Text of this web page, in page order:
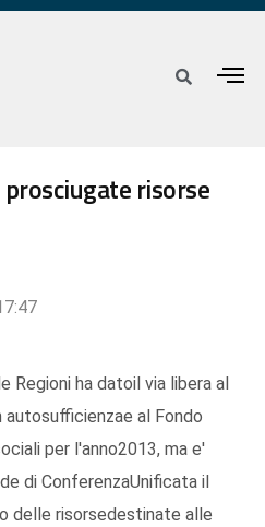
risorse
Regioni ha datoil via libera al
al Fondo
per l'anno2013, ma e'
di ConferenzaUnificata il
delle risorsedestinate alle